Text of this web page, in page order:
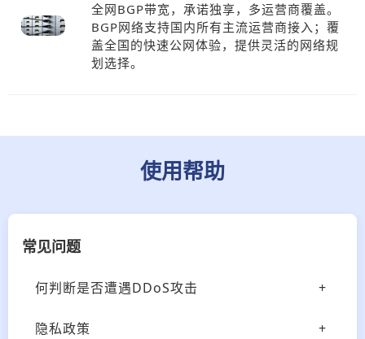
全网BGP带宽，承诺独享，多运营商覆盖。
BGP网络支持国内所有主流运营商接入；覆
盖全国的快速公网体验，提供灵活的网络规
划选择。
使用帮助
常见问题
何判断是否遭遇DDoS攻击
隐私政策